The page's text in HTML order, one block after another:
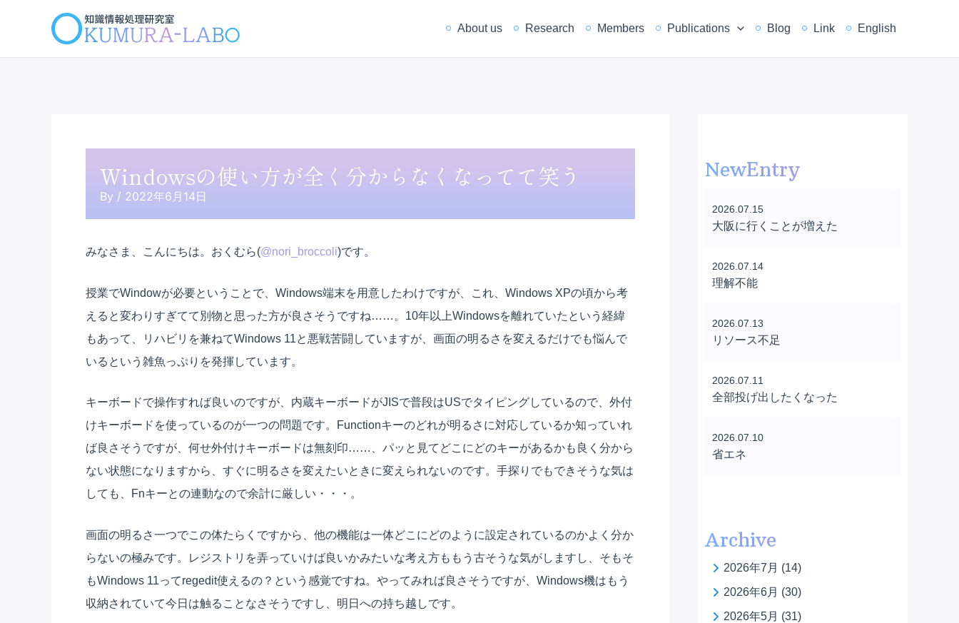
About us Research Members Publications Blog Link English
Windowsの使い方が全く分からなくなってて笑う
By / 2022年6月14日
みなさま、こんにちは。おくむら(@nori_broccoli)です。
授業でWindowが必要ということで、Windows端末を用意したわけですが、これ、Windows XPの頃から考
えると変わりすぎてて別物と思った方が良さそうですね……。10年以上Windowsを離れていたという経緯
もあって、リハビリを兼ねてWindows 11と悪戦苦闘していますが、画面の明るさを変えるだけでも悩んで
いるという雑魚っぷりを発揮しています。
キーボードで操作すれば良いのですが、内蔵キーボードがJISで普段はUSでタイピングしているので、外付
けキーボードを使っているのが一つの問題です。Functionキーのどれが明るさに対応しているか知っていれ
ば良さそうですが、何せ外付けキーボードは無刻印……、パッと見てどこにどのキーがあるかも良く分から
ない状態になりますから、すぐに明るさを変えたいときに変えられないのです。手探りでもできそうな気は
しても、Fnキーとの連動なので余計に厳しい・・・。
画面の明るさ一つでこの体たらくですから、他の機能は一体どこにどのように設定されているのかよく分か
らないの極みです。レジストリを弄っていけば良いかみたいな考え方ももう古そうな気がしますし、そもそ
もWindows 11ってregedit使えるの？という感覚ですね。やってみれば良さそうですが、Windows機はもう
収納されていて今日は触ることなさそうですし、明日への持ち越しです。
NewEntry
2026.07.15
大阪に行くことが増えた
2026.07.14
理解不能
2026.07.13
リソース不足
2026.07.11
全部投げ出したくなった
2026.07.10
省エネ
Archive
2026年7月 (14)
2026年6月 (30)
2026年5月 (31)